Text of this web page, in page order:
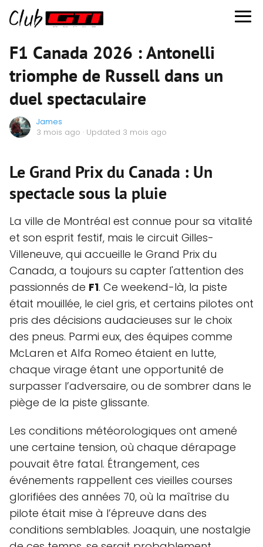
F1 Canada 2026 : Antonelli
triomphe de Russell dans un
duel spectaculaire
James
3 mois ago · Updated 3 mois ago
Le Grand Prix du Canada : Un
spectacle sous la pluie
La ville de Montréal est connue pour sa vitalité
et son esprit festif, mais le circuit Gilles-
Villeneuve, qui accueille le Grand Prix du
Canada, a toujours su capter l'attention des
passionnés de F1. Ce weekend-là, la piste
était mouillée, le ciel gris, et certains pilotes ont
pris des décisions audacieuses sur le choix
des pneus. Parmi eux, des équipes comme
McLaren et Alfa Romeo étaient en lutte,
chaque virage étant une opportunité de
surpasser l’adversaire, ou de sombrer dans le
piège de la piste glissante.
Les conditions météorologiques ont amené
une certaine tension, où chaque dérapage
pouvait être fatal. Étrangement, ces
événements rappellent ces vieilles courses
glorifiées des années 70, où la maîtrise du
pilote était mise à l’épreuve dans des
conditions semblables. Joaquin, une nostalgie